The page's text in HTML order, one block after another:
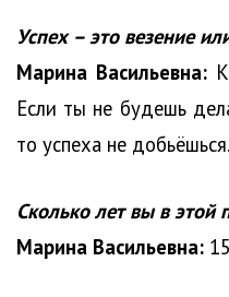
Успех – это везение
Марина Васильевна:
Если ты не будешь
то успеха не добьёшься.
Сколько лет вы в этой
Марина Васильевна: